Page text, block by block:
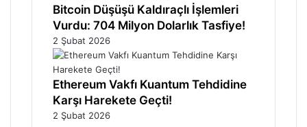
Bitcoin Düşüşü Kaldıraçlı İşlemleri
Vurdu: 704 Milyon Dolarlık Tasfiye!
2 Şubat 2026
Ethereum Vakfı Kuantum Tehdidine
Karşı Harekete Geçti!
2 Şubat 2026